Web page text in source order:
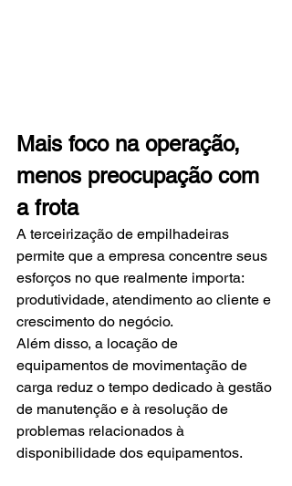
Mais foco na operação,
menos preocupação com
a frota
A terceirização de empilhadeiras
permite que a empresa concentre seus
esforços no que realmente importa:
produtividade, atendimento ao cliente e
crescimento do negócio.
Além disso, a locação de
equipamentos de movimentação de
carga reduz o tempo dedicado à gestão
de manutenção e à resolução de
problemas relacionados à
disponibilidade dos equipamentos.